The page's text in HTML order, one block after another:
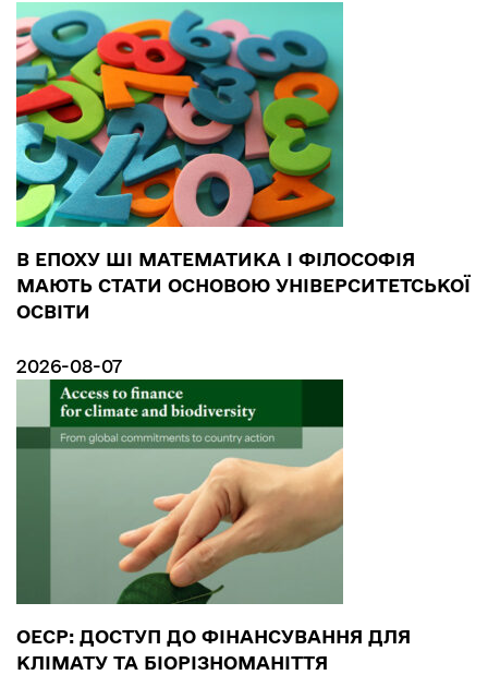
В ЕПОХУ ШІ МАТЕМАТИКА І ФІЛОСОФІЯ
МАЮТЬ СТАТИ ОСНОВОЮ УНІВЕРСИТЕТСЬКОЇ
ОСВІТИ
2026-08-07
ОЕСР: ДОСТУП ДО ФІНАНСУВАННЯ ДЛЯ
КЛІМАТУ ТА БІОРІЗНОМАНІТТЯ